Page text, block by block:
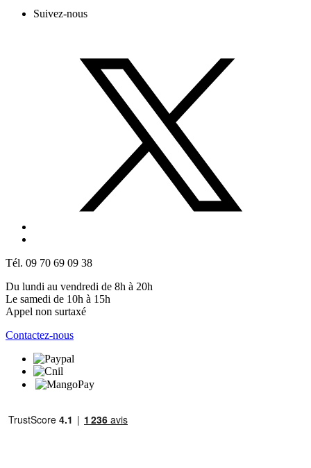
Suivez-nous
Tél. 09 70 69 09 38
Du lundi au vendredi de 8h à 20h
Le samedi de 10h à 15h
Appel non surtaxé
Contactez-nous